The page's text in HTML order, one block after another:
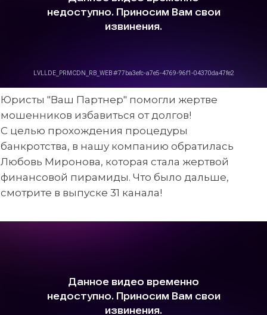
Юристы "Ваш Партнер" помогли жертве
мошенников избавиться от долгов!
С целью прохождения процедуры
банкротства, в нашу компанию обратилась
Любовь Миронова, которая стала жертвой
финансовой пирамиды. Что было дальше,
смотрите в выпуске 31 канала!